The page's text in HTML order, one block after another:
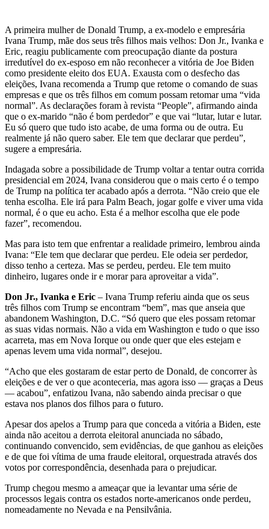
A primeira mulher de Donald Trump, a ex-modelo e empresária
Ivana Trump, mãe dos seus três filhos mais velhos: Don Jr., Ivanka e
Eric, reagiu publicamente com preocupação diante da postura
irredutível do ex-esposo em não reconhecer a vitória de Joe Biden
como presidente eleito dos EUA. Exausta com o desfecho das
eleições, Ivana recomenda a Trump que retome o comando de suas
empresas e que os três filhos em comum possam retomar uma “vida
normal”. As declarações foram à revista “People”, afirmando ainda
que o ex-marido “não é bom perdedor” e que vai “lutar, lutar e lutar.
Eu só quero que tudo isto acabe, de uma forma ou de outra. Eu
realmente já não quero saber. Ele tem que declarar que perdeu”,
sugere a empresária.
Indagada sobre a possibilidade de Trump voltar a tentar outra corrida
presidencial em 2024, Ivana considerou que o mais certo é o tempo
de Trump na política ter acabado após a derrota. “Não creio que ele
tenha escolha. Ele irá para Palm Beach, jogar golfe e viver uma vida
normal, é o que eu acho. Esta é a melhor escolha que ele pode
fazer”, recomendou.
Mas para isto tem que enfrentar a realidade primeiro, lembrou ainda
Ivana: “Ele tem que declarar que perdeu. Ele odeia ser perdedor,
disso tenho a certeza. Mas se perdeu, perdeu. Ele tem muito
dinheiro, lugares onde ir e morar para aproveitar a vida”.
Don Jr., Ivanka e Eric – Ivana Trump referiu ainda que os seus
três filhos com Trump se encontram “bem”, mas que anseia que
abandonem Washington, D.C. “Só quero que eles possam retomar
as suas vidas normais. Não a vida em Washington e tudo o que isso
acarreta, mas em Nova Iorque ou onde quer que eles estejam e
apenas levem uma vida normal”, desejou.
“Acho que eles gostaram de estar perto de Donald, de concorrer às
eleições e de ver o que aconteceria, mas agora isso — graças a Deus
— acabou”, enfatizou Ivana, não sabendo ainda precisar o que
estava nos planos dos filhos para o futuro.
Apesar dos apelos a Trump para que conceda a vitória a Biden, este
ainda não aceitou a derrota eleitoral anunciada no sábado,
continuando convencido, sem evidências, de que ganhou as eleições
e de que foi vítima de uma fraude eleitoral, orquestrada através dos
votos por correspondência, desenhada para o prejudicar.
Trump chegou mesmo a ameaçar que ia levantar uma série de
processos legais contra os estados norte-americanos onde perdeu,
nomeadamente no Nevada e na Pensilvânia.